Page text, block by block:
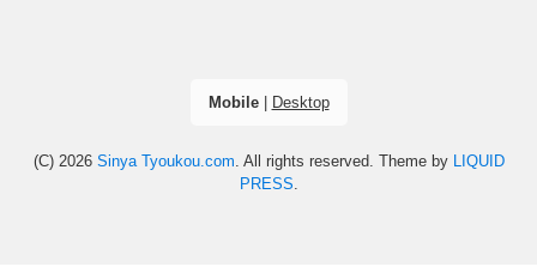
Mobile| Desktop
(C) 2026 Sinya Tyoukou.com . All rights reserved. Theme by LIQUID
PRESS